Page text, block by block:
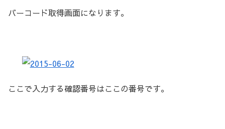
バーコード取得画面になります。
ここで入力する確認番号はここの番号です。